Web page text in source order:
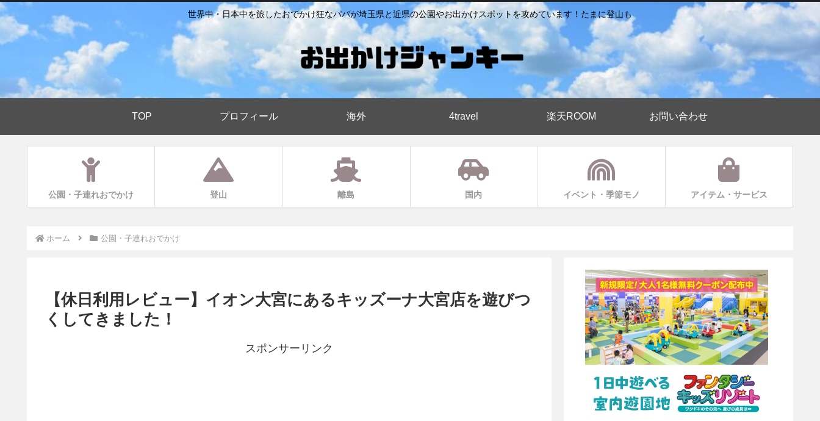
世界中・日本中を旅したおでかけ狂なパパが埼玉県と近県の公園やお出かけスポットを攻めています！たまに登山も
TOP プロフィール 海外 4travel 楽天ROOM お問い合わせ
公園・子連れおでかけ 登山 離島 国内 イベント・季節モノ アイテム・サービス
ホーム 公園・子連れおでかけ
【休日利用レビュー】イオン大宮にあるキッズーナ大宮店を遊びつ
くしてきました！
スポンサーリンク